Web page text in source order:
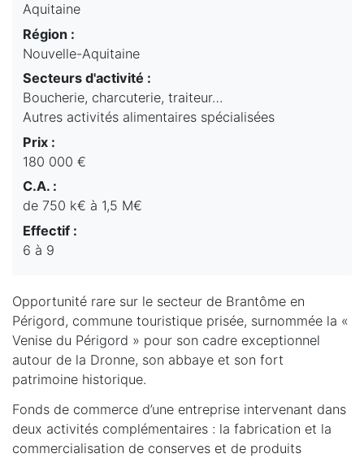
Aquitaine
Région :
Nouvelle-Aquitaine
Secteurs d'activité :
Boucherie, charcuterie, traiteur…
Autres activités alimentaires spécialisées
Prix :
180 000 €
C.A. :
de 750 k€ à 1,5 M€
Effectif :
6 à 9
Opportunité rare sur le secteur de Brantôme en
Périgord, commune touristique prisée, surnommée la «
Venise du Périgord » pour son cadre exceptionnel
autour de la Dronne, son abbaye et son fort
patrimoine historique.
Fonds de commerce d’une entreprise intervenant dans
deux activités complémentaires : la fabrication et la
commercialisation de conserves et de produits